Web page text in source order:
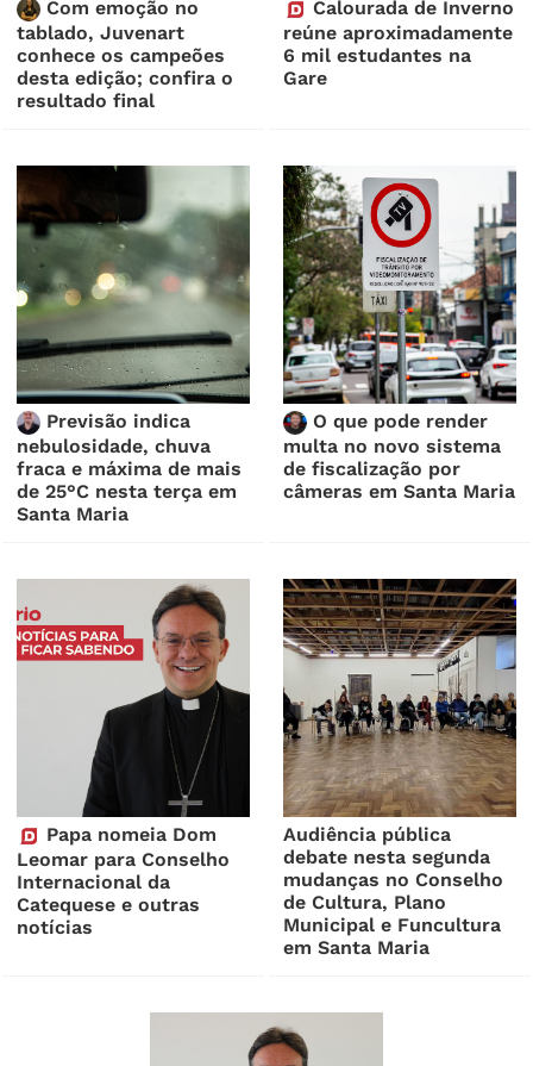
Com emoção no
tablado, Juvenart
conhece os campeões
desta edição; confira o
resultado final
Calourada de Inverno
reúne aproximadamente
6 mil estudantes na
Gare
Previsão indica
nebulosidade, chuva
fraca e máxima de mais
de 25°C nesta terça em
Santa Maria
O que pode render
multa no novo sistema
de fiscalização por
câmeras em Santa Maria
Papa nomeia Dom
Leomar para Conselho
Internacional da
Catequese e outras
notícias
Audiência pública
debate nesta segunda
mudanças no Conselho
de Cultura, Plano
Municipal e Funcultura
em Santa Maria